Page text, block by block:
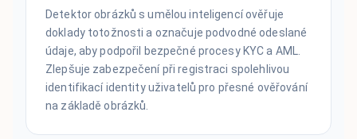
Detektor obrázků s umělou inteligencí ověřuje
doklady totožnosti a označuje podvodné odeslané
údaje, aby podpořil bezpečné procesy KYC a AML.
Zlepšuje zabezpečení při registraci spolehlivou
identifikací identity uživatelů pro přesné ověřování
na základě obrázků.